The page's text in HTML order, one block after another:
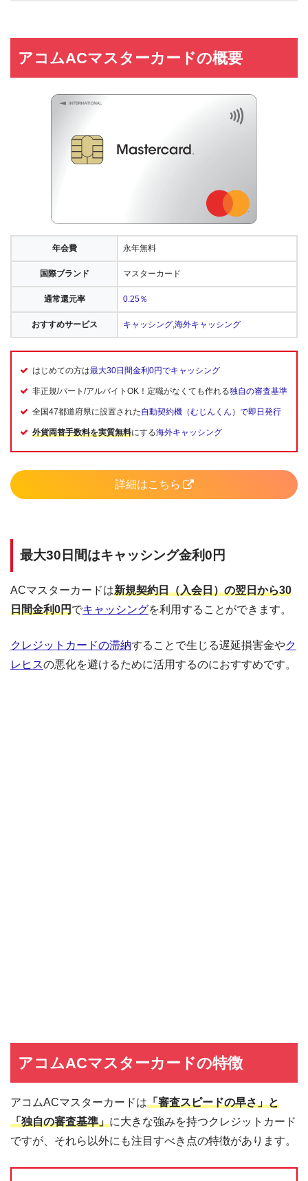
アコムACマスターカードの概要
年会費 永年無料
国際ブランド マスターカード
通常還元率 0.25％
おすすめサービス キャッシング,海外キャッシング
はじめての方は最大30日間金利0円でキャッシング
非正規/パート/アルバイトOK！定職がなくても作れる独自の審査基準
全国47都道府県に設置された自動契約機（むじんくん）で即日発行
外貨両替手数料を実質無料にする海外キャッシング
詳細はこちら
最大30日間はキャッシング金利0円
ACマスターカードは新規契約日（入会日）の翌日から30
日間金利0円でキャッシングを利用することができます。
クレジットカードの滞納することで生じる遅延損害金やク
レヒスの悪化を避けるために活用するのにおすすめです。
アコムACマスターカードの特徴
アコムACマスターカードは「審査スピードの早さ」と
「独自の審査基準」に大きな強みを持つクレジットカード
ですが、それら以外にも注目すべき点の特徴があります。